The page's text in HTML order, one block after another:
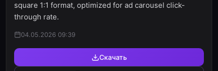
square 1:1 format, optimized for ad carousel click-
through rate.
04.05.2026 09:39
Скачать